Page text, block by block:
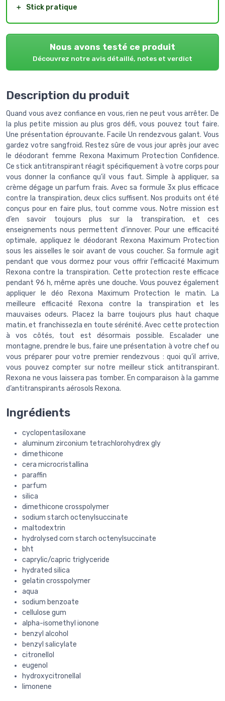
＋
Stick pratique
Nous avons testé ce produit
Découvrez notre avis détaillé, notes et verdict
Description du produit
Quand vous avez confiance en vous, rien ne peut vous arrêter. De
la plus petite mission au plus gros défi, vous pouvez tout faire.
Une présentation éprouvante. Facile Un rendezvous galant. Vous
gardez votre sangfroid. Restez sûre de vous jour après jour avec
le déodorant femme Rexona Maximum Protection Confidence.
Ce stick antitranspirant réagit spécifiquement à votre corps pour
vous donner la confiance qu’il vous faut. Simple à appliquer, sa
crème dégage un parfum frais. Avec sa formule 3x plus efficace
contre la transpiration, deux clics suffisent. Nos produits ont été
conçus pour en faire plus, tout comme vous. Notre mission est
d’en savoir toujours plus sur la transpiration, et ces
enseignements nous permettent d’innover. Pour une efficacité
optimale, appliquez le déodorant Rexona Maximum Protection
sous les aisselles le soir avant de vous coucher. Sa formule agit
pendant que vous dormez pour vous offrir l'efficacité Maximum
Rexona contre la transpiration. Cette protection reste efficace
pendant 96 h, même après une douche. Vous pouvez également
appliquer le déo Rexona Maximum Protection le matin. La
meilleure efficacité Rexona contre la transpiration et les
mauvaises odeurs. Placez la barre toujours plus haut chaque
matin, et franchissezla en toute sérénité. Avec cette protection
à vos côtés, tout est désormais possible. Escalader une
montagne, prendre le bus, faire une présentation à votre chef ou
vous préparer pour votre premier rendezvous : quoi qu’il arrive,
vous pouvez compter sur notre meilleur stick antitranspirant.
Rexona ne vous laissera pas tomber. En comparaison à la gamme
d’antitranspirants aérosols Rexona.
Ingrédients
cyclopentasiloxane
aluminum zirconium tetrachlorohydrex gly
dimethicone
cera microcristallina
paraffin
parfum
silica
dimethicone crosspolymer
sodium starch octenylsuccinate
maltodextrin
hydrolysed corn starch octenylsuccinate
bht
caprylic/capric triglyceride
hydrated silica
gelatin crosspolymer
aqua
sodium benzoate
cellulose gum
alpha-isomethyl ionone
benzyl alcohol
benzyl salicylate
citronellol
eugenol
hydroxycitronellal
limonene